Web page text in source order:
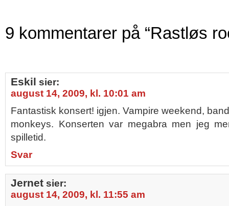
9 kommentarer på “Rastløs
Eskil sier:
august 14, 2009, kl. 10:01 am
Fantastisk konsert! igjen. Vampire weekend,
monkeys. Konserten var megabra men jeg
spilletid.
Svar
Jernet sier:
august 14, 2009, kl. 11:55 am